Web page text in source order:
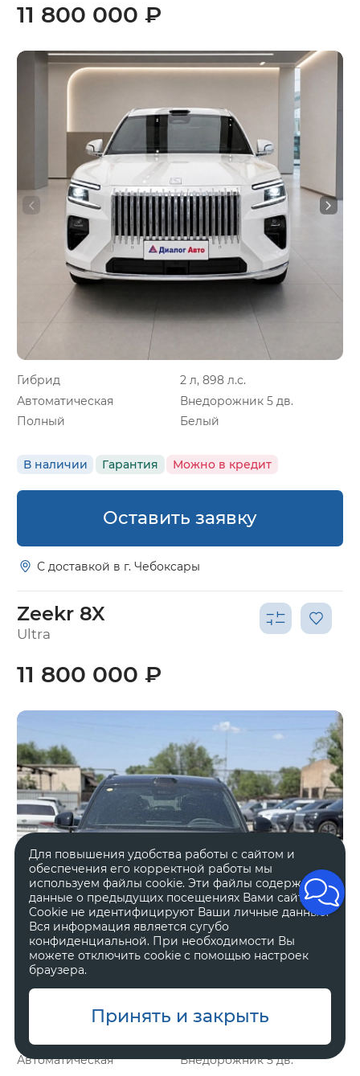
Гибрид
2 л, 898 л.с.
Автоматическая
Внедорожник 5 дв.
Полный
Белый
В наличии Гарантия Можно в кредит
11 800 000 ₽
Оставить заявку
С доставкой в г. Чебоксары
Zeekr 8X
Ultra
Гибрид
Автоматическая
Внедорожник 5 дв.
11 800 000 ₽
Для повышения удобства работы с сайтом и
обеспечения его корректной работы мы
используем файлы cookie. Эти файлы содержат
данные о предыдущих посещениях Вами сайта.
Cookie не идентифицируют Ваши личные данные.
Вся информация является сугубо
конфиденциальной. При необходимости Вы
можете отключить cookie с помощью настроек
браузера.
Принять и закрыть